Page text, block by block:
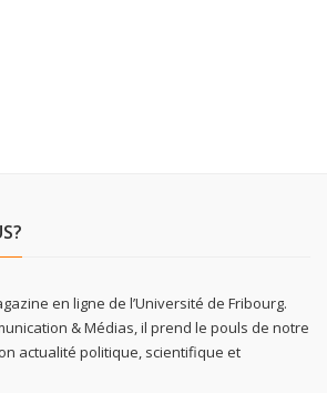
en ligne de l’Université de Fribourg.
& Médias, il prend le pouls de notre
actualité politique, scientifique et